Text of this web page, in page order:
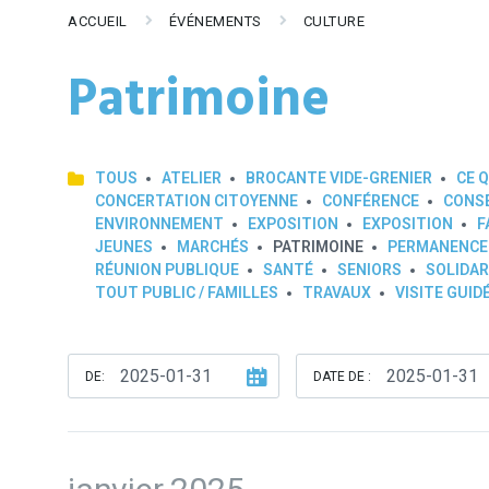
ACCUEIL ÉVÉNEMENTS CULTURE
Patrimoine
TOUS ATELIER BROCANTE VIDE-GRENIER CE
CONCERTATION CITOYENNE
CONFÉRENCE
ENVIRONNEMENT
EXPOSITION EXPOSITION
JEUNES
MARCHÉS PATRIMOINE
RÉUNION PUBLIQUE
SANTÉ SENIORS
TOUT PUBLIC / FAMILLES
TRAVAUX VISITE
DE: DATE DE :